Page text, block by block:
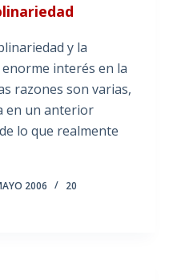
y la
interés en la
razones son varias,
en un anterior
lo que realmente
2006
20